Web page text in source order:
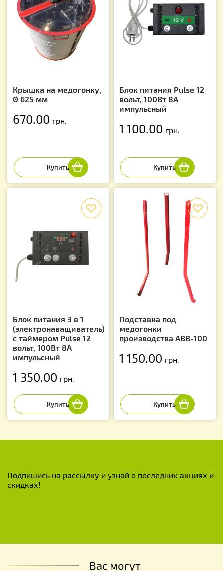
Крышка на медогонку,
Ø 625 мм
670.00 грн.
Блок питания Pulse 12
вольт, 100Вт 8А
импульсный
1 100.00 грн.
Блок питания 3 в 1
(электронаващиватель)
с таймером Pulse 12
вольт, 100Вт 8А
импульсный
1 350.00 грн.
Подставка под
медогонки
производства АВВ-100
1 150.00 грн.
Подпишись на рассылку и узнай о последних акциях и
скидках!
Вас могут